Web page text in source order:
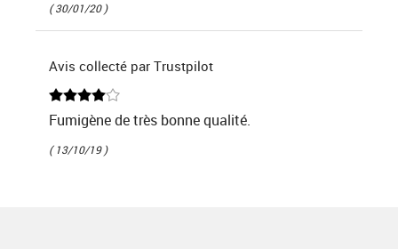
( 30/01/20 )
Avis collecté par Trustpilot
Fumigène de très bonne qualité.
( 13/10/19 )